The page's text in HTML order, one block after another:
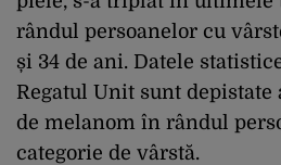
rândul persoanelor cu
și 34 de ani. Datele
Regatul Unit sunt depistate
de melanom în rândul
categorie de vârstă.